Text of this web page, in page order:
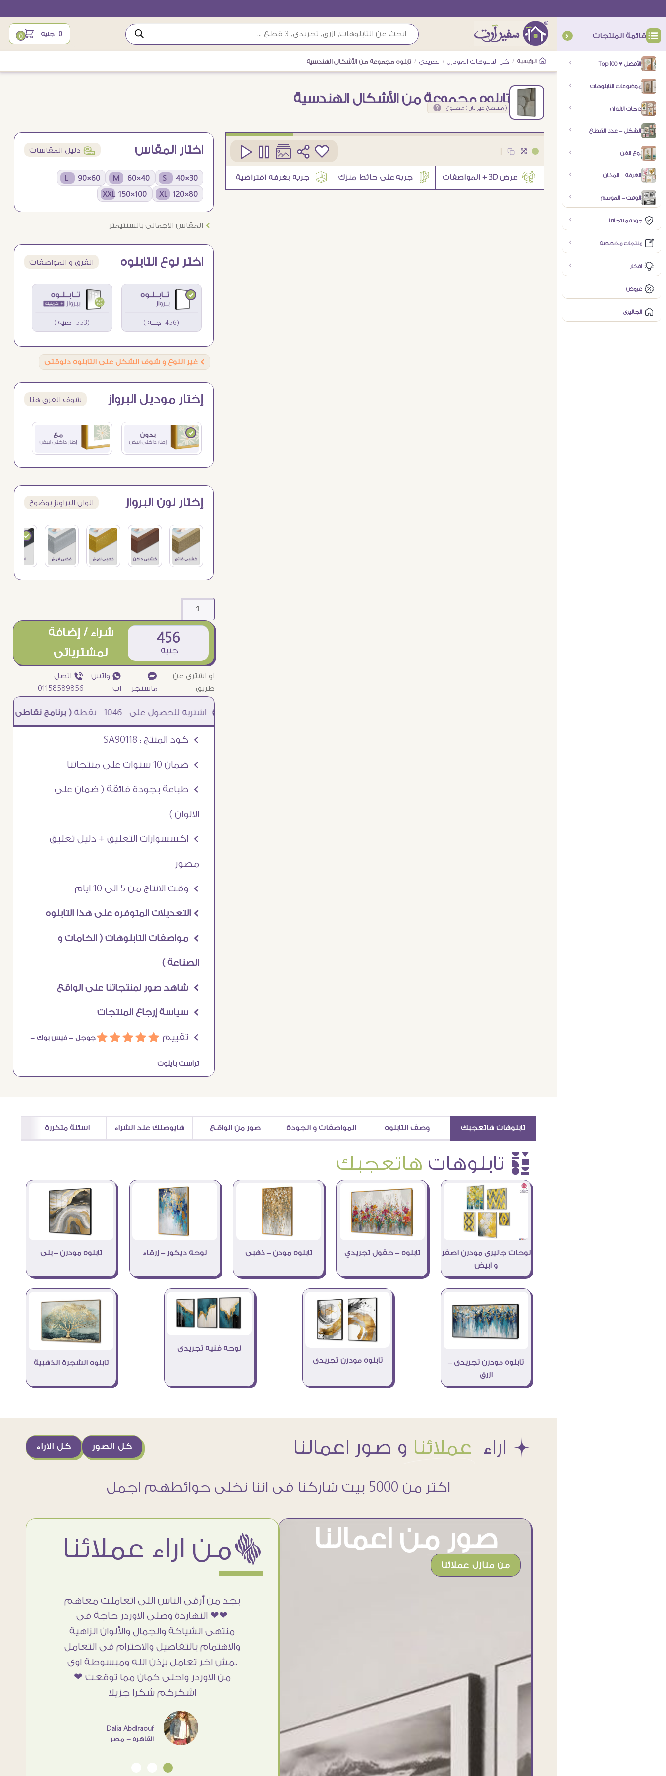
قائمة المنتجات
الأفضل ♥ Top 100
موضوعات التابلوهات
درجات الالوان
الشكل – عدد القطع
نوع الفن
الغرفة – المكان
الوقت – الموسم
جودة منتجاتنا
منتجات مخصصة
افكار
عروض
الجاليرى
0 جنيه 0
الرئيسية / كل التابلوهات المودرن / تجريدي / تابلوه مجموعة من الأشكال الهندسية
تابلوه مجموعة من الأشكال الهندسية
( مسطح غير بارز ) مطبوع
اختار المقاس í دليل المقاسات
30×40 S
40×60 M
60×90 L
80×120 XL
100×150 XXL
Ö المقاس الاجمالى بالسنتيمتر
اختر نوع التابلوه الفرق و المواصفات
(456 جنيه ) (553 جنيه )
Ö غير النوع و شوف الشكل على التابلوه دلوقتى
إختار موديل البرواز شوف الفرق هنا
إختار لون البرواز الوان البراويز بوضوح
456
جنيه
شراء / إضافة
لمشترياتى
او اشترى عن
طريق
¥
ماسنجر
₧ واتس
اب
ƒ اتصل
01158589856
1046 نقطة( برنامج نقاطى ) à خصم 5% للعملاء الجدد à شحن مجانى عند الشراء ب 4000 جنيه à
Ö كود المنتج : SA90118
Ö ضمان 10 سنوات على منتجاتنا
Ö طباعة بجودة فائقة ( ضمان على
الالوان )
Ö اكسسوارات التعليق + دليل تعليق
مصور
Ö وقت الانتاج من 5 الى 10 ايام
Ö التعديلات المتوفره على هذا التابلوه
Ö مواصفات التابلوهات ( الخامات و
الصناعة )
Ö شاهد صور لمنتجاتنا على الواقع
Ö سياسة إرجاع المنتجات
Ö تقييم áááááجوجل – فيس بوك –
تراست بايلوت
تابلوهات هاتعجبك وصف التابلوه المواصفات و الجودة صور من الواقع هايوصلك عند الشراء اسئلة متكررة
è تابلوهات هاتعجبك
لوحات جاليرى مودرن اصفر
و ابيض
تابلوه – حقول تجريدي تابلوه مودن – ذهبى لوحه ديكور – زرقاء تابلوه مودرن – بنى
تابلوه مودرن تجريدى –
ازرق
تابلوه مودرن تجريدى
لوحه فنيه تجريدى
تابلوه الشجرة الذهبية
Æ اراء عملائنا و صور اعمالنا كل الاراء كل الصور
اكتر من 5000 بيت شاركنا فى اننا نخلى حوائطهم اجمل
صور من اعمالنا
من منازل عملائنا
ëمن اراء عملائنا
وإرضاء العميل والخامات والتقفيل وسرعة
التوصيل. بصراحه وبمنتهي الأمانه مكسب
Doaa Elsayd
القاهرة - مصر
بجد من أرقى الناس اللى اتعاملت معاهم
❤❤ النهاردة وصلى الاوردر حاجة فى
منتهى الشياكة والجمال والألوان الزاهية
والاهتمام بالتفاصيل والاحترام فى التعامل
..مش اخر تعامل بإذن الله ومبسوطة اوى
من الاوردر واحلى كمان مما توقعت ❤
اشكركم شكرا جزيلا
Dalia Abdlraouf
القاهرة - مصر